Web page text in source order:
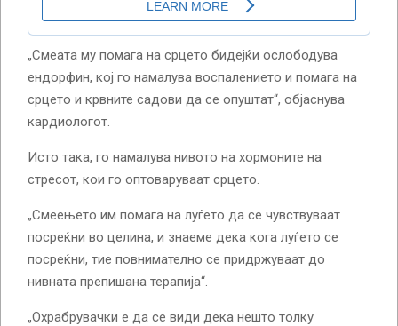
„Смеата му помага на срцето бидејќи ослободува
ендорфин, кој го намалува воспалението и помага на
срцето и крвните садови да се опуштат“, објаснува
кардиологот.
Исто така, го намалува нивото на хормоните на
стресот, кои го оптоваруваат срцето.
„Смеењето им помага на луѓето да се чувствуваат
посреќни во целина, и знаеме дека кога луѓето се
посреќни, тие повнимателно се придржуваат до
нивната препишана терапија“.
„Охрабрувачки е да се види дека нешто толку